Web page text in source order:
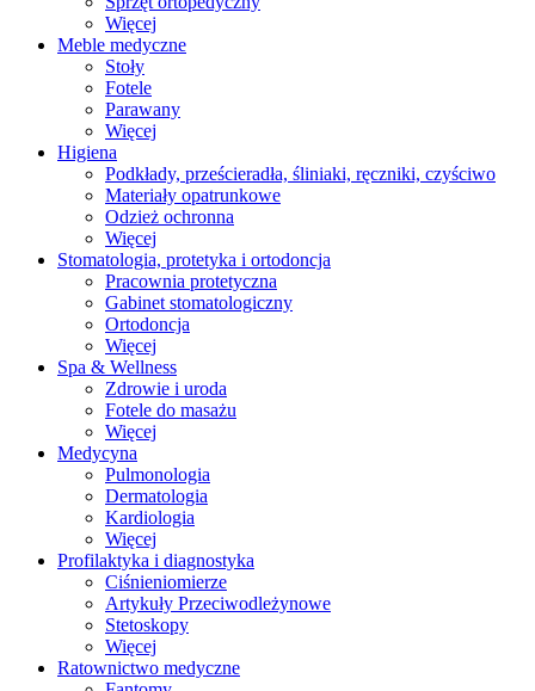
Więcej
Meble medyczne
Stoły
Fotele
Parawany
Więcej
Higiena
Podkłady, prześcieradła, śliniaki, ręczniki, czyściwo
Materiały opatrunkowe
Odzież ochronna
Więcej
Stomatologia, protetyka i ortodoncja
Pracownia protetyczna
Gabinet stomatologiczny
Ortodoncja
Więcej
Spa & Wellness
Zdrowie i uroda
Fotele do masażu
Więcej
Medycyna
Pulmonologia
Dermatologia
Kardiologia
Więcej
Profilaktyka i diagnostyka
Ciśnieniomierze
Artykuły Przeciwodleżynowe
Stetoskopy
Więcej
Ratownictwo medyczne